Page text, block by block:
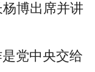
博出席并讲
党中央交给